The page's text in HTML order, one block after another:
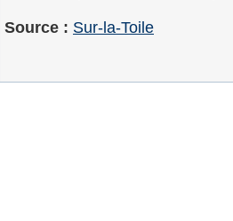
Source : Sur-la-Toile